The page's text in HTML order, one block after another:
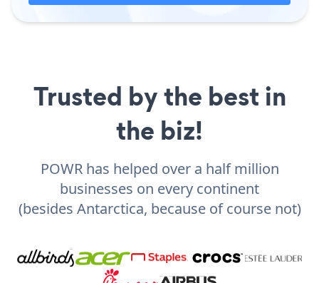
Trusted by the best in
the biz!
POWR has helped over a half million
businesses on every continent
(besides Antarctica, because of course not)